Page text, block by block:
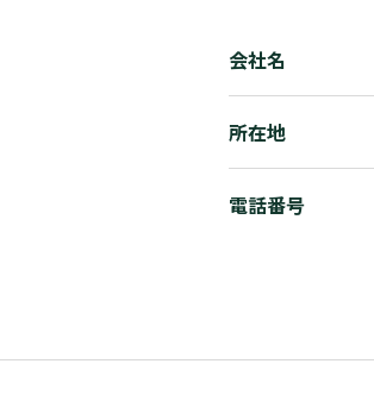
会社名
所在地
電話番号